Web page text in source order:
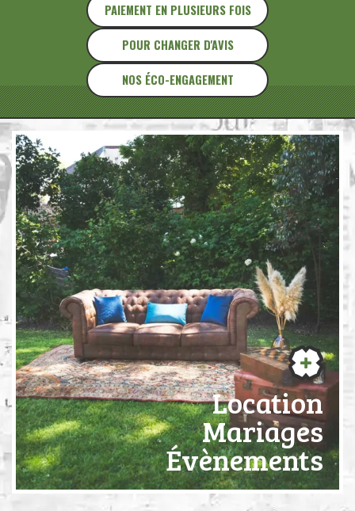
PAIEMENT EN PLUSIEURS FOIS
POUR CHANGER D'AVIS
NOS ÉCO-ENGAGEMENT
Location
Mariages
Évènements